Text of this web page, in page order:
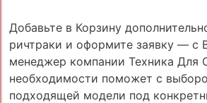
Добавьте в Корзину
ричтраки и оформите заявку — с
менеджер компании Техника Для
необходимости поможет с
подходящей модели под